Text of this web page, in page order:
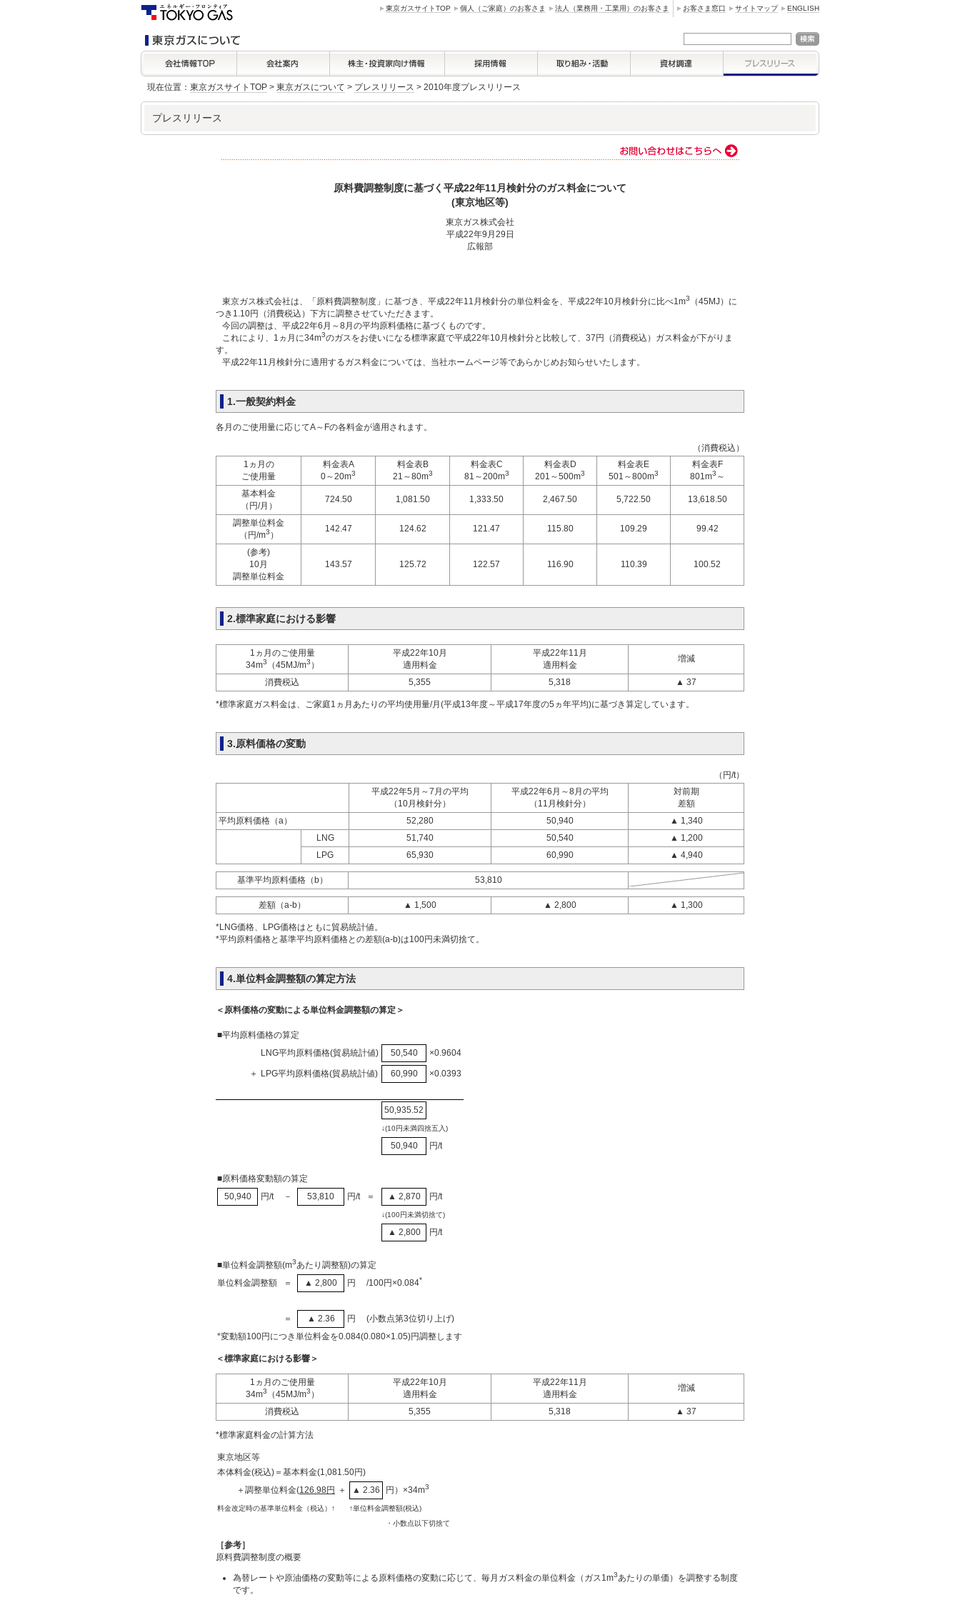
東京ガスサイトTOP 個人（ご家庭）のお客さま 法人（業務用・工業用）のお客さま お客さま窓口 サイトマップ ENGLISH
現在位置： 東京ガスサイトTOP > 東京ガスについて > プレスリリース > 2010年度プレスリリース
プレスリリース
原料費調整制度に基づく平成22年11月検針分のガス料金について
(東京地区等)
東京ガス株式会社
平成22年9月29日
広報部
東京ガス株式会社は、「原料費調整制度」に基づき、平成22年11月検針分の単位料金を、平成22年10月検針分に比べ1m3
（45MJ）に
つき1.10円（消費税込）下方に調整させていただきます。
今回の調整は、平成22年6月～8月の平均原料価格に基づくものです。
これにより、1ヵ月に34m3のガスをお使いになる標準家庭で平成22年10月検針分と比較して、37円（消費税込）ガス料金が下がりま
す。
平成22年11月検針分に適用するガス料金については、当社ホームページ等であらかじめお知らせいたします。
1.一般契約料金
各月のご使用量に応じてA～Fの各料金が適用されます。
（消費税込）
1ヵ月の
ご使用量
料金表A
0～20m3
料金表B
21～80m3
料金表C
81～200m3
料金表D
201～500m3
料金表E
501～800m3
料金表F
801m3 ～
基本料金
（円/月）
724.50 1,081.50 1,333.50 2,467.50 5,722.50 13,618.50
調整単位料金
（円/m3 ）
142.47 124.62 121.47 115.80 109.29 99.42
(参考)
10月
調整単位料金
143.57 125.72 122.57 116.90 110.39 100.52
2.標準家庭における影響
1ヵ月のご使用量
34m3 （45MJ/m3 ）
平成22年10月
適用料金
平成22年11月
適用料金
増減
消費税込 5,355 5,318 ▲ 37
*標準家庭ガス料金は、ご家庭1ヵ月あたりの平均使用量/月(平成13年度～平成17年度の5ヵ年平均)に基づき算定しています。
3.原料価格の変動
（円/t）
平成22年5月～7月の平均
（10月検針分）
平成22年6月～8月の平均
（11月検針分）
対前期
差額
平均原料価格（a）
52,280 50,940
▲ 1,340
LNG
51,740 50,540
▲ 1,200
LPG
65,930 60,990 ▲ 4,940
基準平均原料価格（b） 53,810
差額（a-b） ▲ 1,500 ▲ 2,800 ▲ 1,300
*LNG価格、LPG価格はともに貿易統計値。
*平均原料価格と基準平均原料価格との差額(a-b)は100円未満切捨て。
4.単位料金調整額の算定方法
＜原料価格の変動による単位料金調整額の算定＞
■平均原料価格の算定
LNG平均原料価格(貿易統計値)
50,540 ×0.9604
＋ LPG平均原料価格(貿易統計値) 60,990 ×0.0393
50,935.52
↓(10円未満四捨五入)
50,940 円/t
■原料価格変動額の算定
50,940
円/t － 53,810 円/t ＝ ▲ 2,870 円/t
↓(100円未満切捨て)
▲ 2,800 円/t
■単位料金調整額(m3あたり調整額)の算定
単位料金調整額
＝ ▲ 2,800 円 /100円×0.084*
＝ ▲ 2.36 円
(小数点第3位切り上げ)
*変動額100円につき単位料金を0.084(0.080×1.05)円調整します
＜標準家庭における影響＞
1ヵ月のご使用量
34m3 （45MJ/m3 ）
平成22年10月
適用料金
平成22年11月
適用料金
増減
消費税込 5,355 5,318 ▲ 37
*標準家庭料金の計算方法
東京地区等
本体料金(税込)＝基本料金(1,081.50円)
＋調整単位料金(126.98円 ＋ ▲ 2.36 円）×34m3
料金改定時の基準単位料金（税込）↑
↑単位料金調整額(税込)
・小数点以下切捨て
［参考］
原料費調整制度の概要
為替レートや原油価格の変動等による原料価格の変動に応じて、毎月ガス料金の単位料金（ガス1m3あたりの単価）を調整する制度
です。